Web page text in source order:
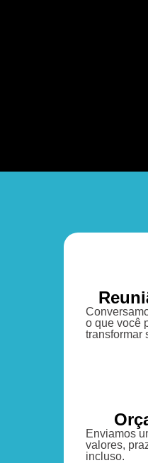
o que você
transformar
Enviamos
valores,
incluso.